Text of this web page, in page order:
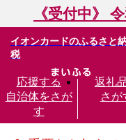
《受付中》
イオンカードのふるさと
税
応援する
自治体をさが
す
返礼
さが